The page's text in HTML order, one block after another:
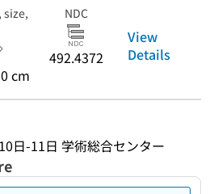
size,
cm
NDC
492.4372
View
Details
日-11日 学術総合センター